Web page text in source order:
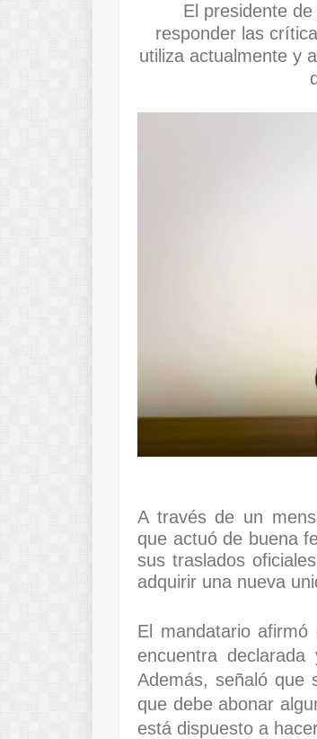
El presidente
responder las
utiliza actualmente y
A través de un
que actuó de buena
sus traslados
adquirir una nueva
El mandatario
encuentra
Además, señaló que
que debe abonar
está dispuesto a